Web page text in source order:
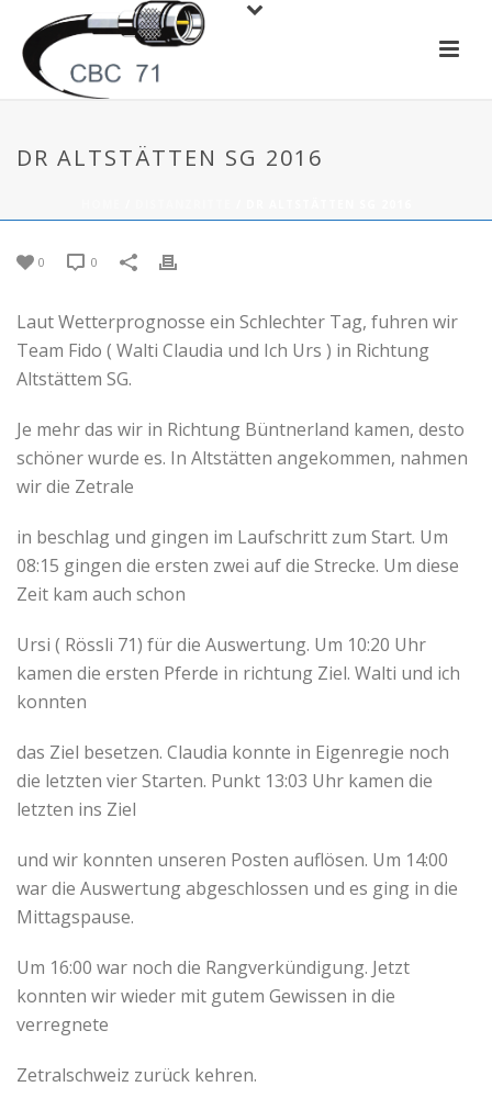
DR ALTSTÄTTEN SG 2016
0 0
Laut Wetterprognosse ein Schlechter Tag, fuhren wir
Team Fido ( Walti Claudia und Ich Urs ) in Richtung
Altstättem SG.
Je mehr das wir in Richtung Büntnerland kamen, desto
schöner wurde es. In Altstätten angekommen, nahmen
wir die Zetrale
in beschlag und gingen im Laufschritt zum Start. Um
08:15 gingen die ersten zwei auf die Strecke. Um diese
Zeit kam auch schon
Ursi ( Rössli 71) für die Auswertung. Um 10:20 Uhr
kamen die ersten Pferde in richtung Ziel. Walti und ich
konnten
das Ziel besetzen. Claudia konnte in Eigenregie noch
die letzten vier Starten. Punkt 13:03 Uhr kamen die
letzten ins Ziel
und wir konnten unseren Posten auflösen. Um 14:00
war die Auswertung abgeschlossen und es ging in die
Mittagspause.
Um 16:00 war noch die Rangverkündigung. Jetzt
konnten wir wieder mit gutem Gewissen in die
verregnete
Zetralschweiz zurück kehren.